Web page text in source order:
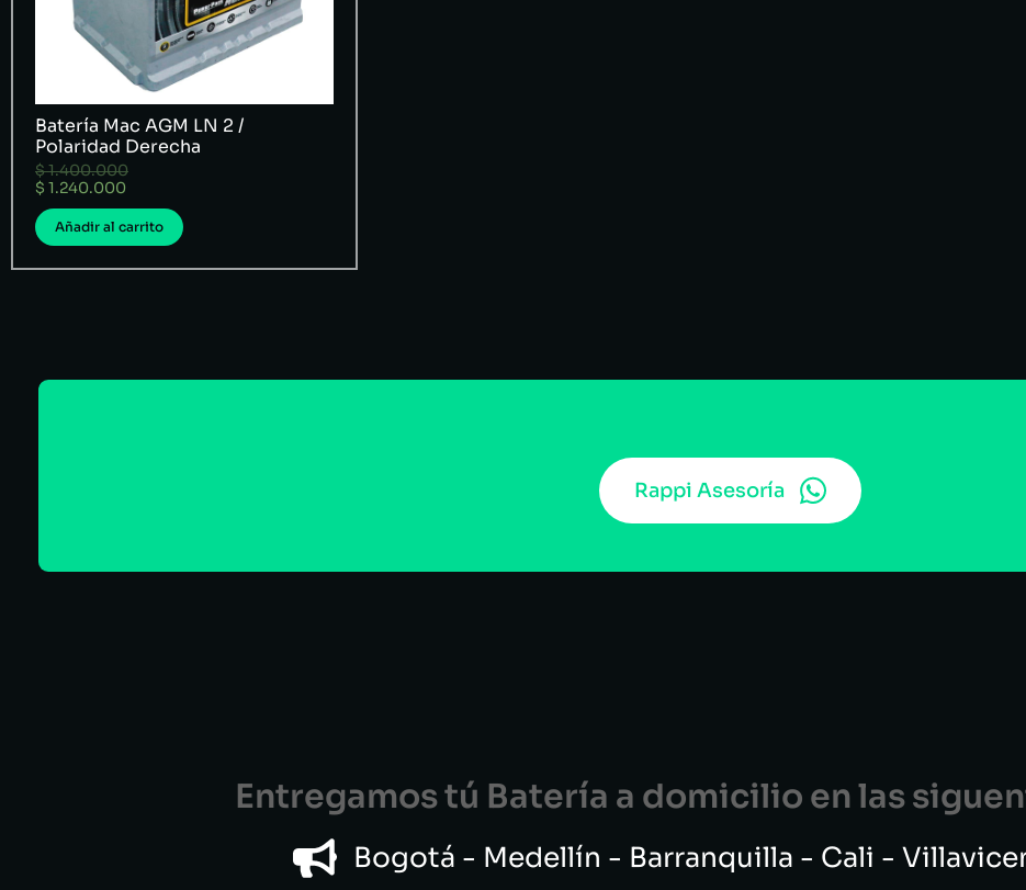
Batería Mac AGM LN 2 /
Polaridad Derecha
$1.400.000
$ 1.240.000
Añadir al carrito
Rappi Asesoría
Entregamos tú Batería a domicilio en las
Bogotá - Medellín - Barranquilla - Cali -